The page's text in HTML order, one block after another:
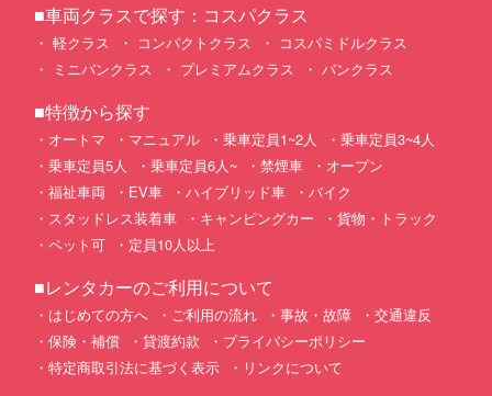
■車両クラスで探す：コスパクラス
軽クラス コンパクトクラス
コスパミドルクラス
ミニバンクラス
プレミアムクラス バンクラス
■特徴から探す
オートマ マニュアル 乗車定員1~2人
乗車定員3~4人
乗車定員5人
乗車定員6人~ 禁煙車
オープン
福祉車両
EV車 ハイブリッド車
バイク
スタッドレス装着車
キャンピングカー
貨物・トラック
ペット可
定員10人以上
■レンタカーのご利用について
はじめての方へ ご利用の流れ 事故・故障
交通違反
保険・補償
貸渡約款
プライバシーポリシー
特定商取引法に基づく表示
リンクについて